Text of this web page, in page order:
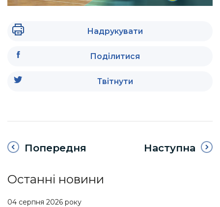
Надрукувати
Поділитися
Твітнути
Попередня Наступна
Останні новини
04 серпня 2026 року